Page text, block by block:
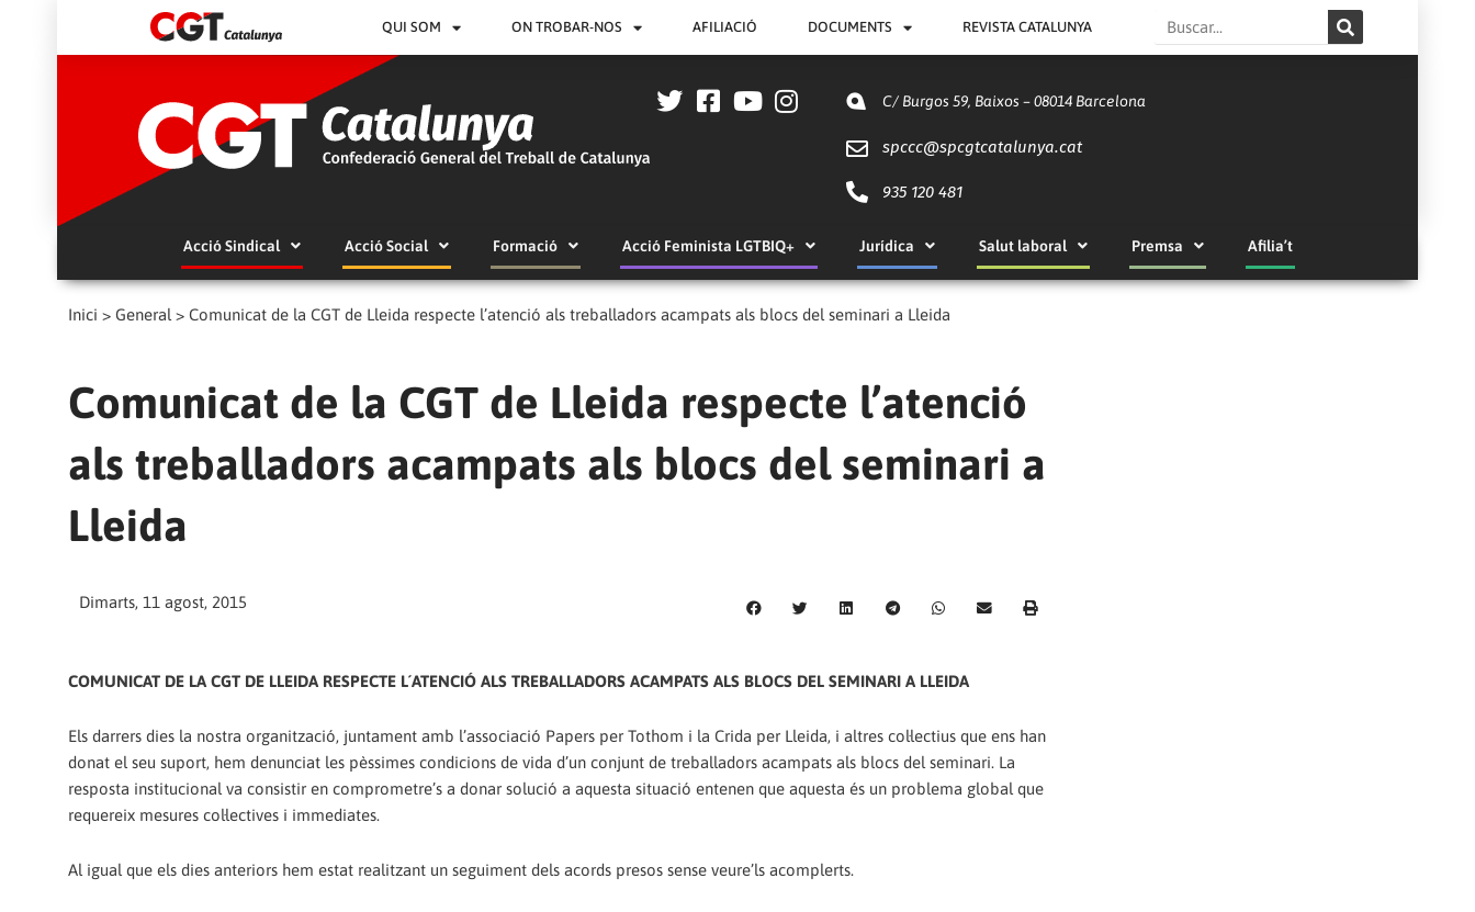
QUI SOM ON TROBAR-NOS AFILIACIÓ DOCUMENTS REVISTA CATALUNYA Search
C/ Burgos 59, Baixos – 08014 Barcelona
spccc@spcgtcatalunya.cat
935 120 481
Acció Sindical Acció Social Formació Acció Feminista LGTBIQ+ Jurídica Salut laboral Premsa Afilia’t
Inici > General > Comunicat de la CGT de Lleida respecte l’atenció als treballadors acampats als blocs del seminari a Lleida
Comunicat de la CGT de Lleida respecte l’atenció
als treballadors acampats als blocs del seminari a
Lleida
Dimarts, 11 agost, 2015
COMUNICAT DE LA CGT DE LLEIDA RESPECTE L´ATENCIÓ ALS TREBALLADORS ACAMPATS ALS BLOCS DEL SEMINARI A LLEIDA
Els darrers dies la nostra organització, juntament amb l’associació Papers per Tothom i la Crida per Lleida, i altres col·lectius que ens han
donat el seu suport, hem denunciat les pèssimes condicions de vida d’un conjunt de treballadors acampats als blocs del seminari. La
resposta institucional va consistir en comprometre’s a donar solució a aquesta situació entenen que aquesta és un problema global que
requereix mesures col·lectives i immediates.
Al igual que els dies anteriors hem estat realitzant un seguiment dels acords presos sense veure’ls acomplerts.